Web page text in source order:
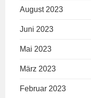
August 2023
Juni 2023
Mai 2023
März 2023
Februar 2023